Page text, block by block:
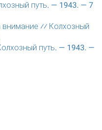
путь. — 1943. — 7
⁄⁄ Колхозный
путь. — 1943. —